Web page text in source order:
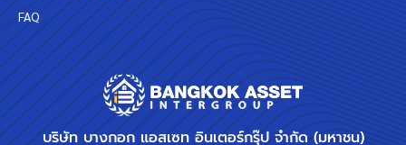
บริษัท บางกอก แอสเซท อินเตอร์กรุ๊ป จำกัด (มหาชน)
FAQ